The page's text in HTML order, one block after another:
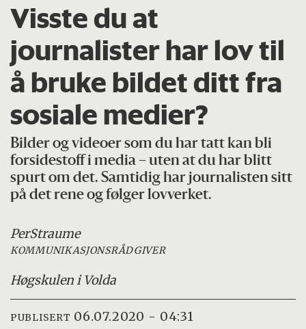
Visste du at
journalister har lov til
å bruke bildet ditt fra
sosiale medier?
Bilder og videoer som du har tatt kan bli
forsidestoff i media – uten at du har blitt
spurt om det. Samtidig har journalisten sitt
på det rene og følger lovverket.
PerStraume
KOMMUNIKASJONSRÅDGIVER
Høgskulen i Volda
PUBLISERT 06.07.2020 - 04:31